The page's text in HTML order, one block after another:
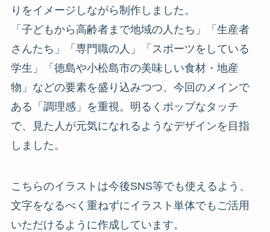
りをイメージしながら制作しました。
「子どもから高齢者まで地域の人たち」「生産者
さんたち」「専門職の人」「スポーツをしている
学生」「徳島や小松島市の美味しい食材・地産
物」などの要素を盛り込みつつ、今回のメインで
ある「調理感」を重視。明るくポップなタッチ
で、見た人が元気になれるようなデザインを目指
しました。
こちらのイラストは今後SNS等でも使えるよう、
文字をなるべく重ねずにイラスト単体でもご活用
いただけるように作成しています。